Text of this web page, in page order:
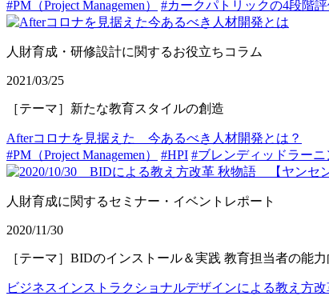
#PM（Project Managemen）
#カークパトリックの4段階
人財育成・研修設計に関するお役立ちコラム
2021/03/25
［テーマ］新たな教育スタイルの創造
Afterコロナを見据えた 今あるべき人材開発とは？
#PM（Project Managemen）
#HPI #ブレンディッドラーニ
人財育成に関するセミナー・イベントレポート
2020/11/30
［テーマ］BIDのインストール＆実践 教育担当者の能力
ビジネスインストラクショナルデザインによる教え方